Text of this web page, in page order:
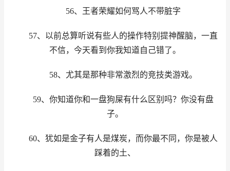
56、王者荣耀如何骂人不带脏字
57、以前总算听说有些人的操作特别提神醒脑，一直
不信，今天看到你我知道自己错了。
58、尤其是那种非常激烈的竞技类游戏。
59、你知道你和一盘狗屎有什么区别吗？你没有盘
子。
60、犹如是金子有人是煤炭，而你最不同，你是被人
踩着的土、